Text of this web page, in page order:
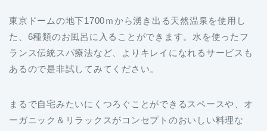
た、6種類のお風呂に入ることができます。水を使ったフ
ランス伝統スパ療法など、よりキレイになれるサービスも
あるので是非試してみてください。
ーガニック＆リラックスがコンセプトのおいしい料理な
ど、 お風呂以外の設備も充実 しています。